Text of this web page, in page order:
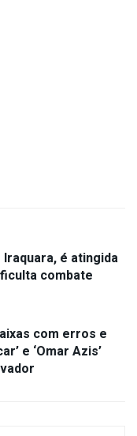
é atingida
combate
com erros e
e ‘Omar Azis’